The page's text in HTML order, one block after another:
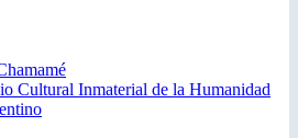
Cultural Inmaterial de la Humanidad